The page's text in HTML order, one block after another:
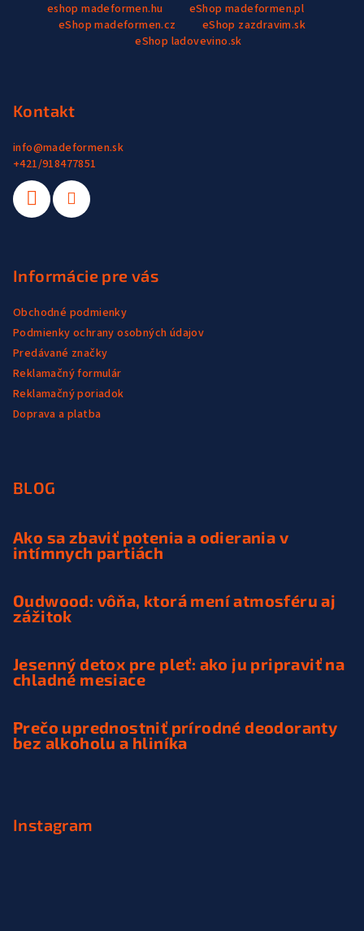
eshop madeformen.hu
eShop madeformen.pl
eShop madeformen.cz
eShop zazdravim.sk
eShop ladovevino.sk
Kontakt
info@madeformen.sk
+421/918477851
Informácie pre vás
Obchodné podmienky
Podmienky ochrany osobných údajov
Predávané značky
Reklamačný formulár
Reklamačný poriadok
Doprava a platba
BLOG
Ako sa zbaviť potenia a odierania v
intímnych partiách
Oudwood: vôňa, ktorá mení atmosféru aj
zážitok
Jesenný detox pre pleť: ako ju pripraviť na
chladné mesiace
Prečo uprednostniť prírodné deodoranty
bez alkoholu a hliníka
Instagram